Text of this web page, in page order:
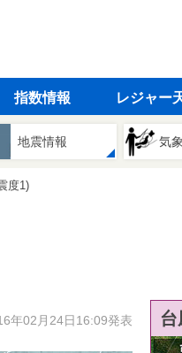
指数情報 レジャー
地震情報 気
度1)
年02月24日16:09発表